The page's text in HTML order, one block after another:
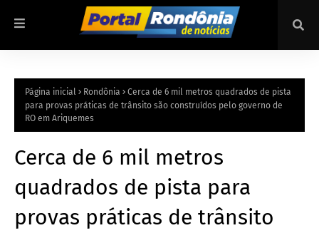
Página inicial Rondônia
Cerca de 6 mil metros quadrados de pista
para provas práticas de trânsito são construídos pelo governo de
RO em Ariquemes
Cerca de 6 mil metros
quadrados de pista para
provas práticas de trânsito